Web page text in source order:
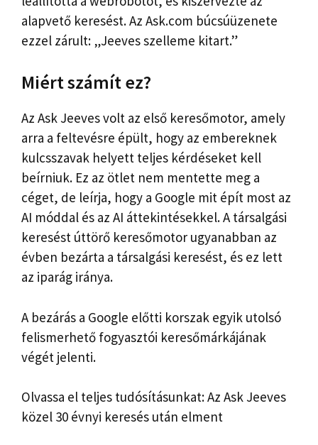
alapvető keresést. Az Ask.com búcsúüzenete
ezzel zárult: „Jeeves szelleme kitart.”
Miért számít ez?
Az Ask Jeeves volt az első keresőmotor, amely
arra a feltevésre épült, hogy az embereknek
kulcsszavak helyett teljes kérdéseket kell
beírniuk. Ez az ötlet nem mentette meg a
céget, de leírja, hogy a Google mit épít most az
AI móddal és az AI áttekintésekkel. A társalgási
keresést úttörő keresőmotor ugyanabban az
évben bezárta a társalgási keresést, és ez lett
az iparág iránya.
A bezárás a Google előtti korszak egyik utolsó
felismerhető fogyasztói keresőmárkájának
végét jelenti.
Olvassa el teljes tudósításunkat: Az Ask Jeeves
közel 30 évnyi keresés után elment